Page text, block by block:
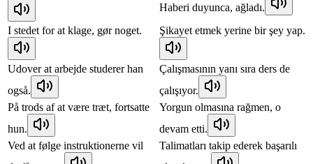
Haberi duyunca, ağladı.
I stedet for at klage, gør noget.
Şikayet etmek yerine bir şey yap.
Udover at arbejde studerer han
også.
Çalışmasının yanı sıra ders de
çalışıyor.
På trods af at være træt, fortsatte
hun.
Yorgun olmasına rağmen, o
devam etti.
Ved at følge instruktionerne vil
Talimatları takip ederek başarılı